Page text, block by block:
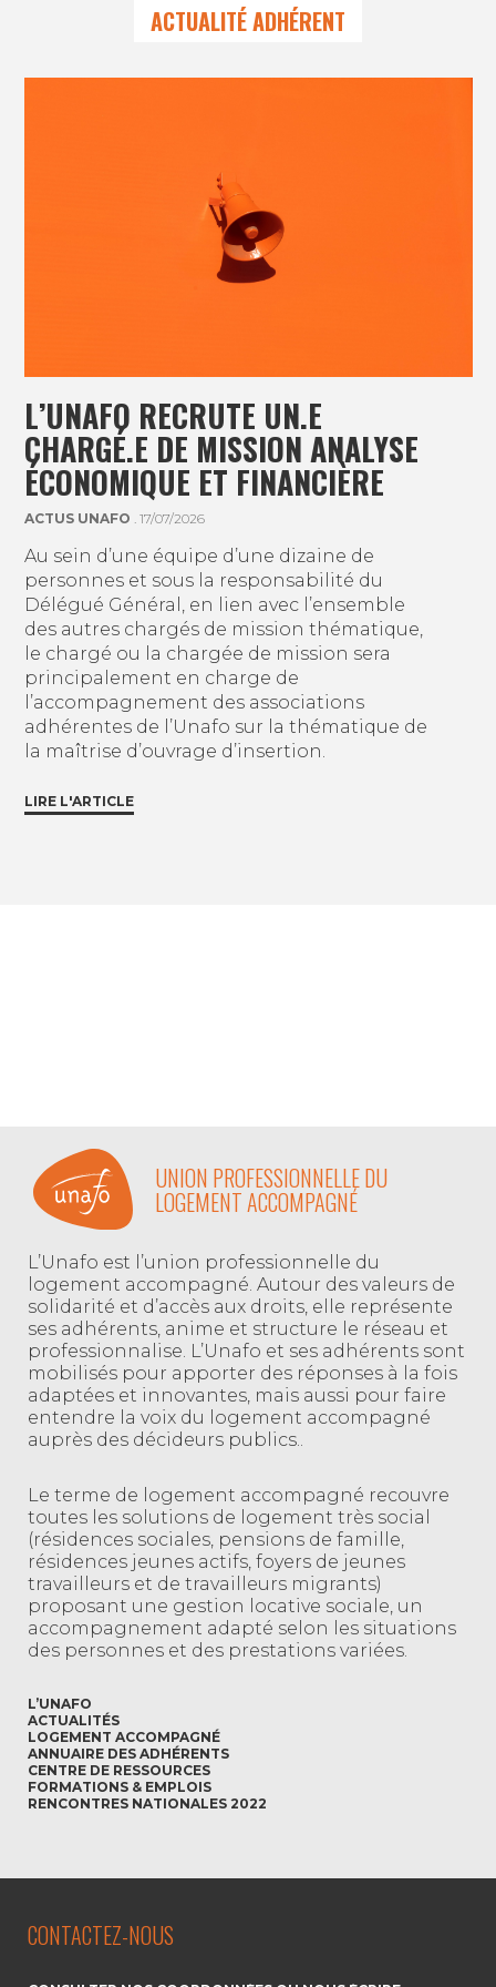
ACTUALITÉ ADHÉRENT
L’UNAFO RECRUTE UN.E
CHARGÉ.E DE MISSION ANALYSE
ÉCONOMIQUE ET FINANCIÈRE
ACTUS UNAFO . 17/07/2026
Au sein d’une équipe d’une dizaine de
personnes et sous la responsabilité du
Délégué Général, en lien avec l’ensemble
des autres chargés de mission thématique,
le chargé ou la chargée de mission sera
principalement en charge de
l’accompagnement des associations
adhérentes de l’Unafo sur la thématique de
la maîtrise d’ouvrage d’insertion.
LIRE L'ARTICLE
UNION PROFESSIONNELLE DU
LOGEMENT ACCOMPAGNÉ
L’Unafo est l’union professionnelle du
logement accompagné. Autour des valeurs de
solidarité et d’accès aux droits, elle représente
ses adhérents, anime et structure le réseau et
professionnalise. L’Unafo et ses adhérents sont
mobilisés pour apporter des réponses à la fois
adaptées et innovantes, mais aussi pour faire
entendre la voix du logement accompagné
auprès des décideurs publics..
Le terme de logement accompagné recouvre
toutes les solutions de logement très social
(résidences sociales, pensions de famille,
résidences jeunes actifs, foyers de jeunes
travailleurs et de travailleurs migrants)
proposant une gestion locative sociale, un
accompagnement adapté selon les situations
des personnes et des prestations variées.
L’UNAFO
ACTUALITÉS
LOGEMENT ACCOMPAGNÉ
ANNUAIRE DES ADHÉRENTS
CENTRE DE RESSOURCES
FORMATIONS & EMPLOIS
RENCONTRES NATIONALES 2022
CONTACTEZ-NOUS